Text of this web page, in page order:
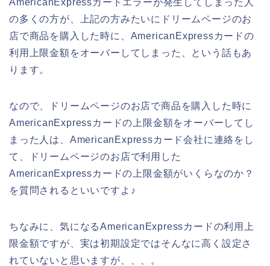
の多くの方が、上記の方みたいにドリームページのお
店で商品を購入した時に、AmericanExpressカードの
利用上限金額をオーバーしてしまった、という話もあ
ります。
なので、ドリームページのお店で商品を購入した時に
AmericanExpressカードの上限金額をオーバーしてし
まった人は、AmericanExpressカード会社に連絡をし
て、ドリームページのお店で利用した
AmericanExpressカードの上限金額がいくらなのか？
を質問されるといいですよ♪
ちなみに、気になるAmericanExpressカードの利用上
限金額ですが、実は初期設定ではそんなに高く設定さ
れていないと思いますが、、、。